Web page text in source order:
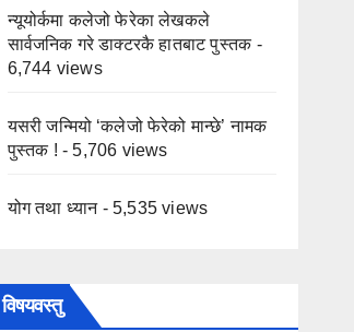
न्यूयोर्कमा कलेजो फेरेका लेखकले
सार्वजनिक गरे डाक्टरकै हातबाट पुस्तक-
6,744 views
यसरी जन्मियो ‘कलेजो फेरेको मान्छे’ नामक
पुस्तक ! - 5,706 views
योग तथा ध्यान- 5,535 views
विषयवस्तु